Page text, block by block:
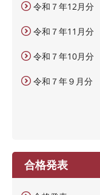
令和７年12月分
令和７年11月分
令和７年10月分
令和７年９月分
合格発表